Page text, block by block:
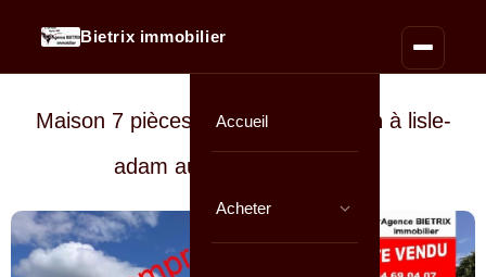
Bietrix immobilier
Accueil
Acheter
Maison 7 pièces de212 m² environ à lisle-
adam au prix de